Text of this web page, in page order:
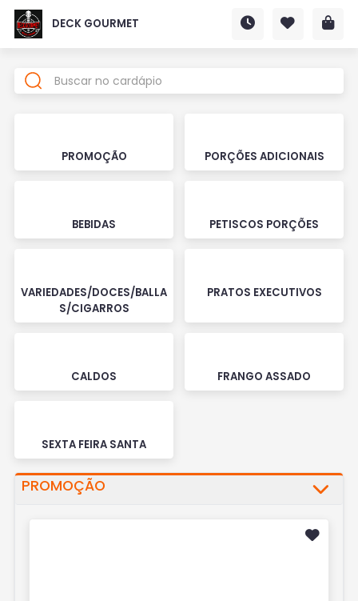
DECK GOURMET
PROMOÇÃO PORÇÕES ADICIONAIS
BEBIDAS PETISCOS PORÇÕES
VARIEDADES/DOCES/BALLA
S/CIGARROS
PRATOS EXECUTIVOS
CALDOS FRANGO ASSADO
SEXTA FEIRA SANTA
PROMOÇÃO